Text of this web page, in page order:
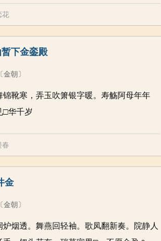
花
下金銮殿
〔金朝〕
靴寒，弄玉吹箫银字暖。寿觞阿母年年
□华千岁
春
金
〔金朝〕
烟透。舞燕回轻袖。歌凤翻新奏。院静人